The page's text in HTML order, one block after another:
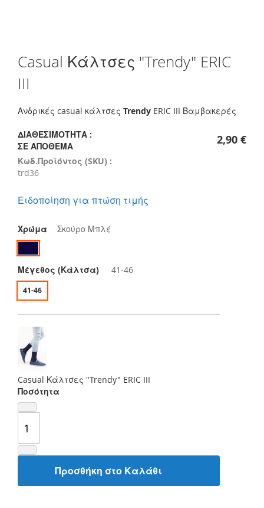
to
the
gallery
Casual Κάλτσες "Trendy" ERIC
III
Ανδρικές casual κάλτσες Trendy ERIC III Βαμβακερές
ΔΙΑΘΕΣΙΜΌΤΗΤΑ :
ΣΕ ΑΠΌΘΕΜΑ
Κωδ.Προϊόντος (SKU) :
trd36
2,90 €
Ειδοποίηση για πτώση τιμής
Χρώμα Σκούρο Μπλέ
Μέγεθος (Κάλτσα) 41-46
41-46
Casual Κάλτσες "Trendy" ERIC III
Ποσότητα
Προσθήκη στο Καλάθι